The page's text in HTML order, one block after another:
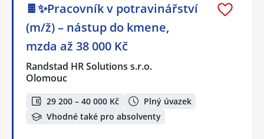
🍫✨Pracovník v potravinářství
(m/ž) – nástup do kmene,
mzda až 38 000 Kč
Randstad HR Solutions s.r.o.
Olomouc
29 200 – 40 000 Kč
Plný úvazek
Vhodné také pro absolventy